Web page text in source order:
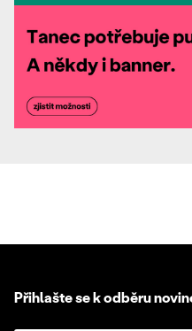
Přihlašte se k odběru